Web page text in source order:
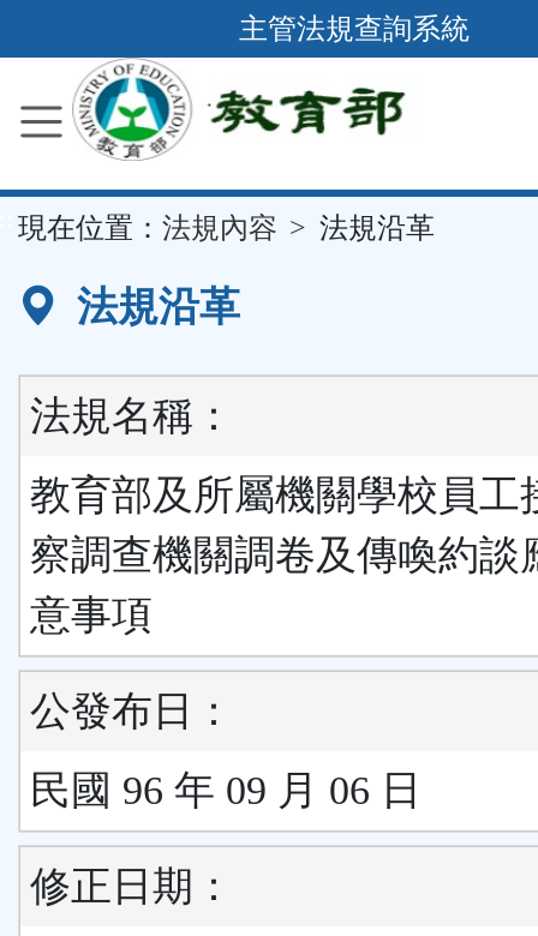
到
要
容
區
主管法規查詢系統
現在位置： 法規內容 法規沿革
法規沿革
法規名稱：
教育部及所屬機關學校員工
察調查機關調卷及傳喚約談
意事項
公發布日：
民國 96 年 09 月 06 日
修正日期：